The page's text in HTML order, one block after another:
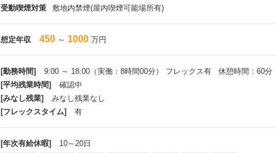
受動喫煙対策
敷地内禁煙(屋内喫煙可能場所有)
想定年収 450 ～ 1000 万円
[勤務時間]
9:00 ～ 18:00（実働：8時間00分） フレックス有 休憩時間：60分
[平均残業時間]
確認中
[みなし残業]
みなし残業なし
[フレックスタイム]
有
[年次有給休暇] 10～20日